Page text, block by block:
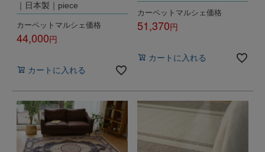
｜日本製｜piece
カーペットマルシェ価格
44,000
カートに入れる
カーペットマルシェ価格
51,370
カートに入れる